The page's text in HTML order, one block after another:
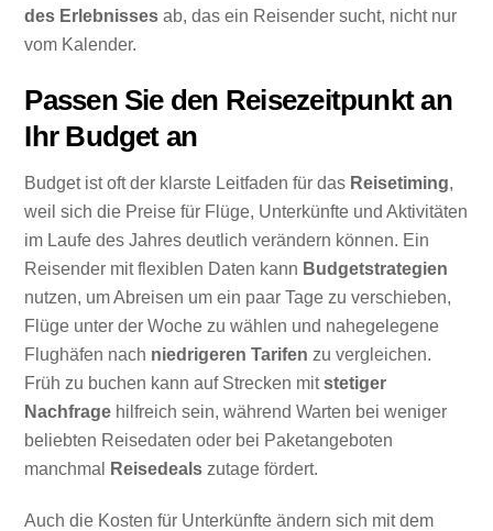
des Erlebnisses ab, das ein Reisender sucht, nicht nur
vom Kalender.
Passen Sie den Reisezeitpunkt an
Ihr Budget an
Budget ist oft der klarste Leitfaden für das Reisetiming,
weil sich die Preise für Flüge, Unterkünfte und Aktivitäten
im Laufe des Jahres deutlich verändern können. Ein
Reisender mit flexiblen Daten kann Budgetstrategien
nutzen, um Abreisen um ein paar Tage zu verschieben,
Flüge unter der Woche zu wählen und nahegelegene
Flughäfen nach niedrigeren Tarifen zu vergleichen.
Früh zu buchen kann auf Strecken mitstetiger
Nachfrage hilfreich sein, während Warten bei weniger
beliebten Reisedaten oder bei Paketangeboten
manchmal
Reisedeals zutage fördert.
Auch die Kosten für Unterkünfte ändern sich mit dem